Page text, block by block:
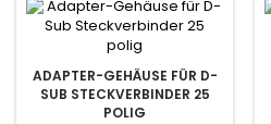
ADAPTER-GEHÄUSE FÜR D-
SUB STECKVERBINDER 25
POLIG